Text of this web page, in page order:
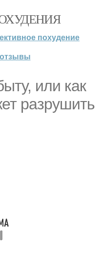
похудение
отзывы
или как
разрушить